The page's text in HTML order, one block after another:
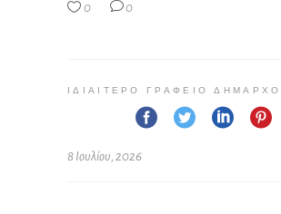
0 0
ΙΔΙΑΊΤΕΡΟ ΓΡΑΦΕΊΟ
8 Ιουλίου, 2026